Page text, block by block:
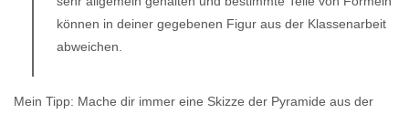
können in deiner gegebenen Figur aus der Klassenarbeit
abweichen.
Mein Tipp: Mache dir immer eine Skizze der Pyramide aus der